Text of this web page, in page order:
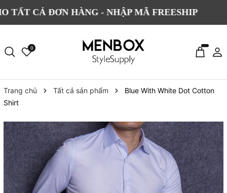
ĐƠN HÀNG - NHẬP MÃ FREESHIP
0
Trang chủ Tất cả sản phẩm
Blue With White Dot Cotton
Shirt